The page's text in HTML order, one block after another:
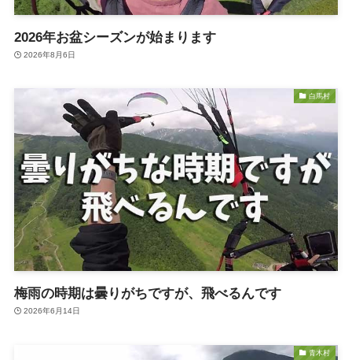
2026年お盆シーズンが始まります
2026年8月6日
白馬村
梅雨の時期は曇りがちですが、飛べるんです
2026年6月14日
青木村